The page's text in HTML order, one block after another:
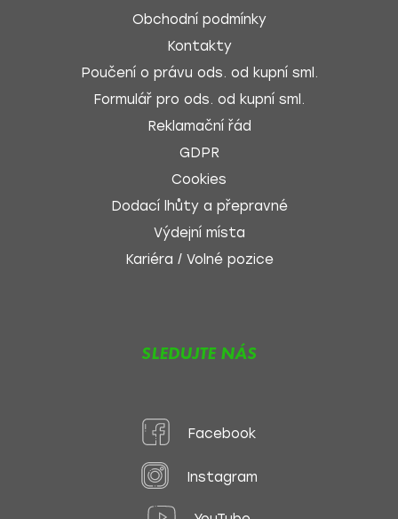
Obchodní podmínky
Kontakty
Poučení o právu ods. od kupní sml.
Formulář pro ods. od kupní sml.
Reklamační řád
GDPR
Cookies
Dodací lhůty a přepravné
Výdejní místa
Kariéra / Volné pozice
SLEDUJTE NÁS
Facebook
Instagram